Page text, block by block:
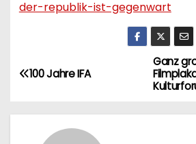
der-republik-ist-gegenwart
B
Ganz
100 Jahre IFA